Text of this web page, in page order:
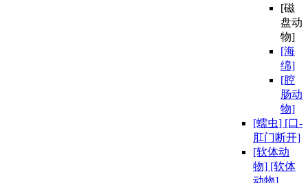
[磁
盘动
物]
[海
绵]
[腔
肠动
物]
[蠕虫] [口-
肛门断开]
[软体动
物] [软体
动物]